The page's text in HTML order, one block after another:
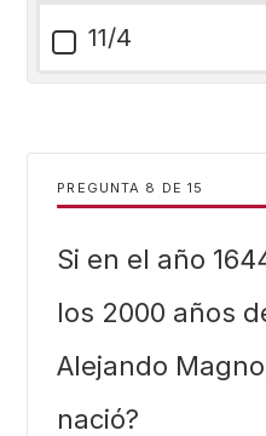
11/4
PREGUNTA DE 15
Si en el año
los 2000 años
Alejando
nació?